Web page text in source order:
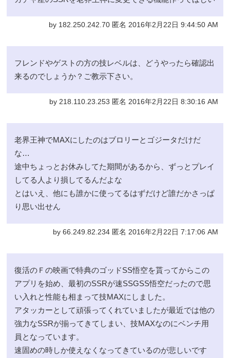
by 182.250.242.70 匿名 2016年2月22日 9:44:50 AM
フレンドやゲストの方の技レベルは、どうやったら確認出
来るのでしょうか？ご教示下さい。
by 218.110.23.253 匿名 2016年2月22日 8:30:16 AM
老界王神でMAXにしたのはブロリーとゴジータだけだ
な…
途中ちょっとお休みしてた期間があるから、ずっとプレイ
してる人より損してるんだよな
とはいえ、他にも誰かに使ってるはずだけど誰だかさっぱ
り思い出せん
by 66.249.82.234 匿名 2016年2月22日 7:17:06 AM
復活のＦの映画で特典のゴッドSS悟空を貰ってからこの
アプリを始め、最初のSSRが速SSGSS悟空だったので思
い入れと性能も相まって技MAXにしました。
アタッカーとして頑張ってくれていましたが最近では他の
強力なSSRが揃ってきてしまい、技MAXなのにベンチ用
員となっています。
速固めの時しか使えなくなってきているのが悲しいです